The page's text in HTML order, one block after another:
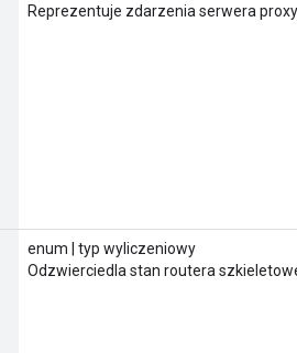
Reprezentuje zdarzenia serwera proxy
enum | typ wyliczeniowy
Odzwierciedla stan routera